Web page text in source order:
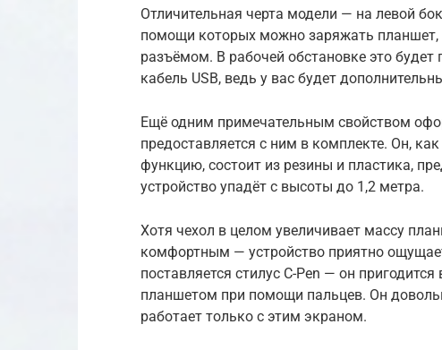
Отличительная черта модели — на левой
помощи которых можно заряжать планшет,
разъёмом. В рабочей обстановке это
кабель USB, ведь у вас будет
Ещё одним примечательным свойством
предоставляется с ним в комплекте. Он,
функцию, состоит из резины и пластика,
устройство упадёт с высоты до 1,2 метра.
Хотя чехол в целом увеличивает массу
комфортным — устройство приятно
поставляется стилус C-Pen — он
планшетом при помощи пальцев. Он
работает только с этим экраном.